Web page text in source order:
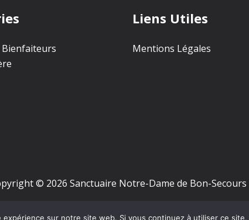
Bienfaiteurs
Liens Utiles
Mentions Légales
© 2026 Sanctuaire Notre-Dame de Bon-Secours
sur notre site web. Si vous continuez à utiliser ce